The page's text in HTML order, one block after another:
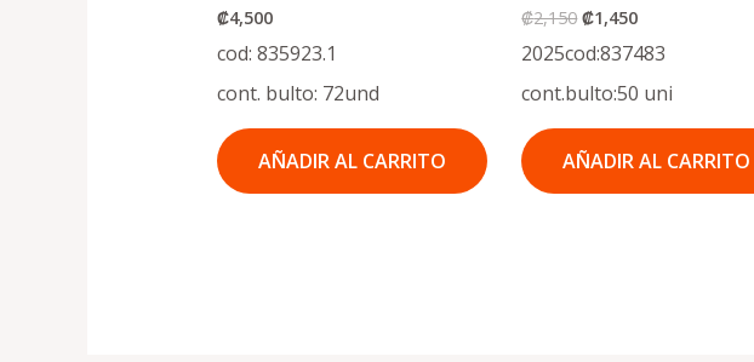
₡4,500
cod: 835923.1
cont. bulto: 72und
AÑADIR AL CARRITO
₡2,150 ₡1,450
2025cod:837483
cont.bulto:50 uni
AÑADIR AL CARRITO